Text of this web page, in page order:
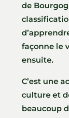
de
façonne le
ensuite.
C’est une
culture et
beaucoup